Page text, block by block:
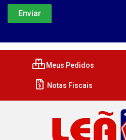
Meus Pedidos
Notas Fiscais